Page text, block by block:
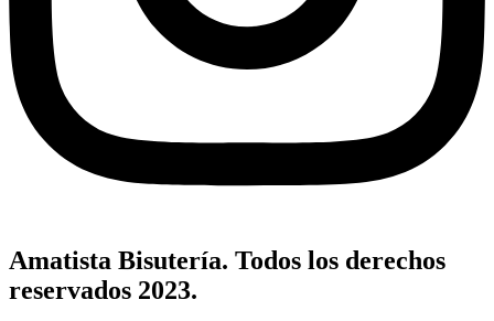
Amatista Bisutería. Todos los derechos
reservados 2023.